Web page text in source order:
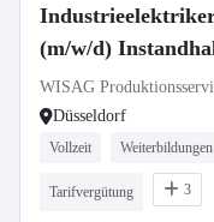
(m/w/d)
WISAG
Düsseldorf
Vollzeit Weiterbildungen
Tarifvergütung 3